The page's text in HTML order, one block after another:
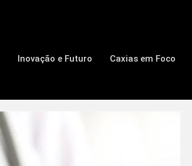
Inovação e Futuro Caxias em Foco